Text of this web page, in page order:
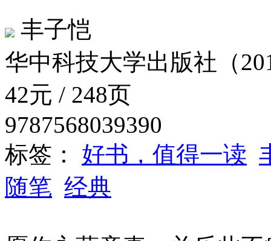
丰子恺
华中科技大学出版社（
42元 / 248页
9787568039390
标签： 好书，值得一读
随笔 经典